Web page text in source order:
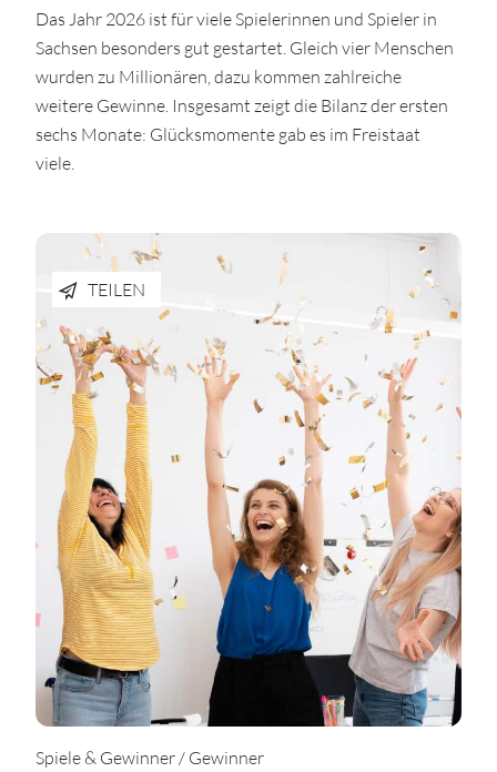
Das Jahr 2026 ist für viele Spielerinnen und Spieler in
Sachsen besonders gut gestartet. Gleich vier Menschen
wurden zu Millionären, dazu kommen zahlreiche
weitere Gewinne. Insgesamt zeigt die Bilanz der ersten
sechs Monate: Glücksmomente gab es im Freistaat
viele.
TEILEN
Spiele & Gewinner / Gewinner